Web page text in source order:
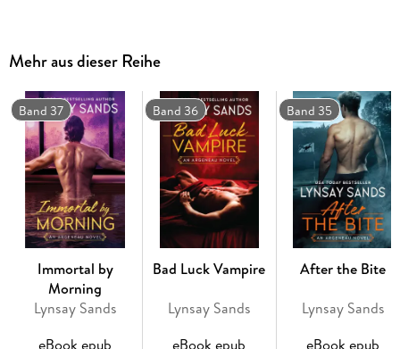
incredible powers, and their mind-blowing physical
knows differently. Now, not only do they have to save each
other, but other innocent lives are at stake. Failure is not an
option, for Sarita intends that Domitian show her exactly
what an eternity of pleasure feels like. . .
Mehr aus dieser Reihe
Band 37
Immortal by
Morning
Lynsay Sands
eBook epub
Band 36
Bad Luck Vampire
Lynsay Sands
eBook epub
Band 35
After the Bite
Lynsay Sands
eBook epub